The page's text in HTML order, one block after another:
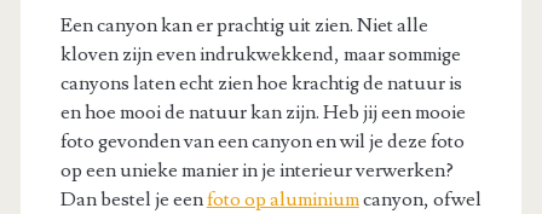
Een canyon kan er prachtig uit zien. Niet alle
kloven zijn even indrukwekkend, maar sommige
canyons laten echt zien hoe krachtig de natuur is
en hoe mooi de natuur kan zijn. Heb jij een mooie
foto gevonden van een canyon en wil je deze foto
op een unieke manier in je interieur verwerken?
Dan bestel je eenfoto op aluminiumcanyon, ofwel